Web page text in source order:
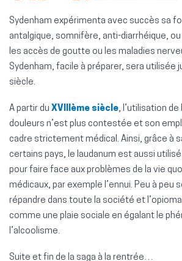
Sydenham expérimenta avec succès sa
antalgique, somnifère, anti-diarrhéique,
les accès de goutte ou les maladies
Sydenham, facile à préparer, sera utilisée
siècle.
A partir du XVIIIème siècle, l’utilisation de
douleurs n’est plus contestée et son
cadre strictement médical. Ainsi, grâce à
certains pays, le laudanum est aussi
pour faire face aux problèmes de la vie
médicaux, par exemple l’ennui. Peu à peu
répandre dans toute la société et
comme une plaie sociale en égalant le
l’alcoolisme.
Suite et fin de la saga à la rentrée…